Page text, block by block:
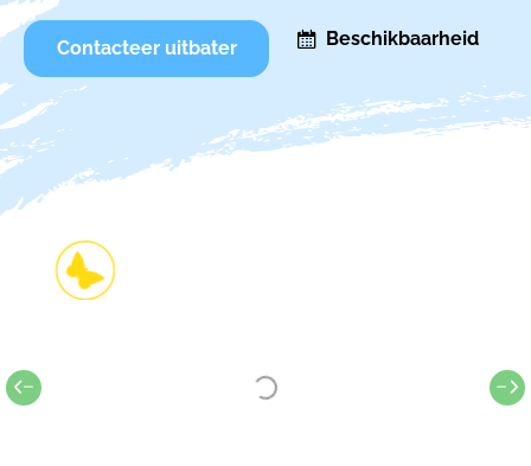
Contacteer uitbater Beschikbaarheid